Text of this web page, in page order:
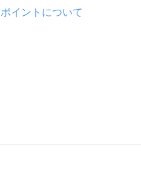
ポイントについて